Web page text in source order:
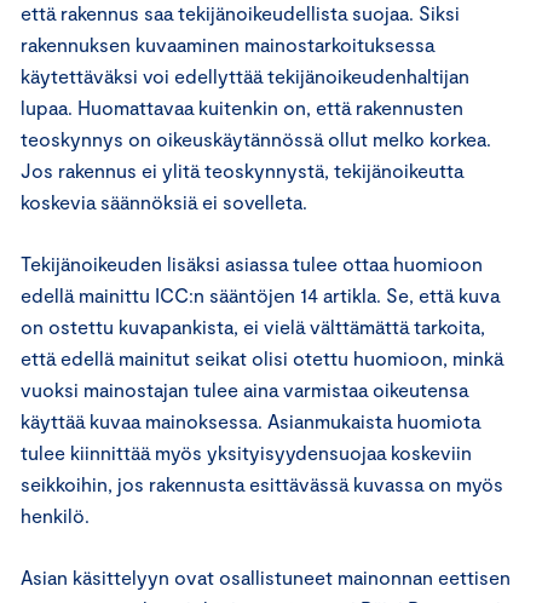
että rakennus saa tekijänoikeudellista suojaa. Siksi
rakennuksen kuvaaminen mainostarkoituksessa
käytettäväksi voi edellyttää tekijänoikeudenhaltijan
lupaa. Huomattavaa kuitenkin on, että rakennusten
teoskynnys on oikeuskäytännössä ollut melko korkea.
Jos rakennus ei ylitä teoskynnystä, tekijänoikeutta
koskevia säännöksiä ei sovelleta.
Tekijänoikeuden lisäksi asiassa tulee ottaa huomioon
edellä mainittu ICC:n sääntöjen 14 artikla. Se, että kuva
on ostettu kuvapankista, ei vielä välttämättä tarkoita,
että edellä mainitut seikat olisi otettu huomioon, minkä
vuoksi mainostajan tulee aina varmistaa oikeutensa
käyttää kuvaa mainoksessa. Asianmukaista huomiota
tulee kiinnittää myös yksityisyydensuojaa koskeviin
seikkoihin, jos rakennusta esittävässä kuvassa on myös
henkilö.
Asian käsittelyyn ovat osallistuneet mainonnan eettisen